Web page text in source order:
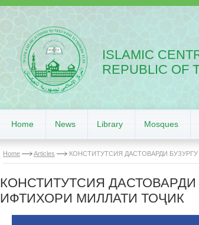
ISLAMIC
REPUBLIC OF
Home News Library Mosques
Home Articles КОНСТИТУТСИЯ ДАСТОВАРДИ
КОНСТИТУТСИЯ
ИФТИХОРИ МИЛЛАТИ ТОҶИК